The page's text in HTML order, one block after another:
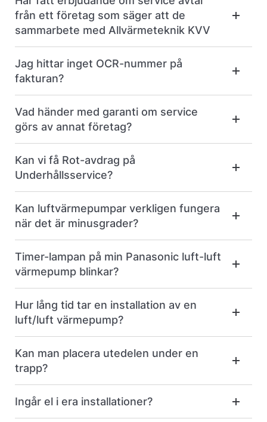
från ett företag som säger att de
sammarbete med Allvärmeteknik KVV
Jag hittar inget OCR-nummer på
fakturan?
Vad händer med garanti om service
görs av annat företag?
Kan vi få Rot-avdrag på
Underhållsservice?
Kan luftvärmepumpar verkligen fungera
när det är minusgrader?
Timer-lampan på min Panasonic luft-luft
värmepump blinkar?
Hur lång tid tar en installation av en
luft/luft värmepump?
Kan man placera utedelen under en
trapp?
Ingår el i era installationer?